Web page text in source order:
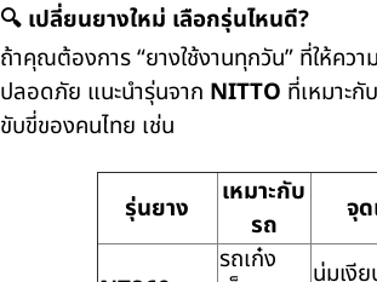
🔍 เปลี่ยนยางใหม่ เลือกรุ่นไหนดี?
ถ้าคุณต้องการ “ยางใช้งานทุกวัน” ที่ให้ควา
ปลอดภัย แนะนำรุ่นจาก NITTO ที่เหมาะ
ขับขี่ของคนไทย เช่น
รุ่นยาง
เหมาะกับ
รถ
จุ
รถเก๋ง
นุ่มเงี